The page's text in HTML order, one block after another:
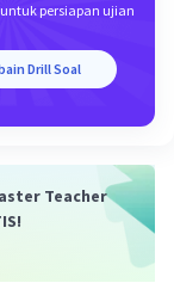
persiapan ujian
Drill Soal
Teacher